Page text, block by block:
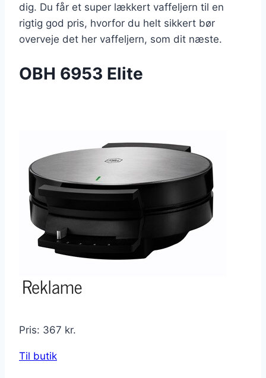
dig. Du får et super lækkert vaffeljern til en
rigtig god pris, hvorfor du helt sikkert bør
overveje det her vaffeljern, som dit næste.
OBH 6953 Elite
Pris: 367 kr.
Til butik